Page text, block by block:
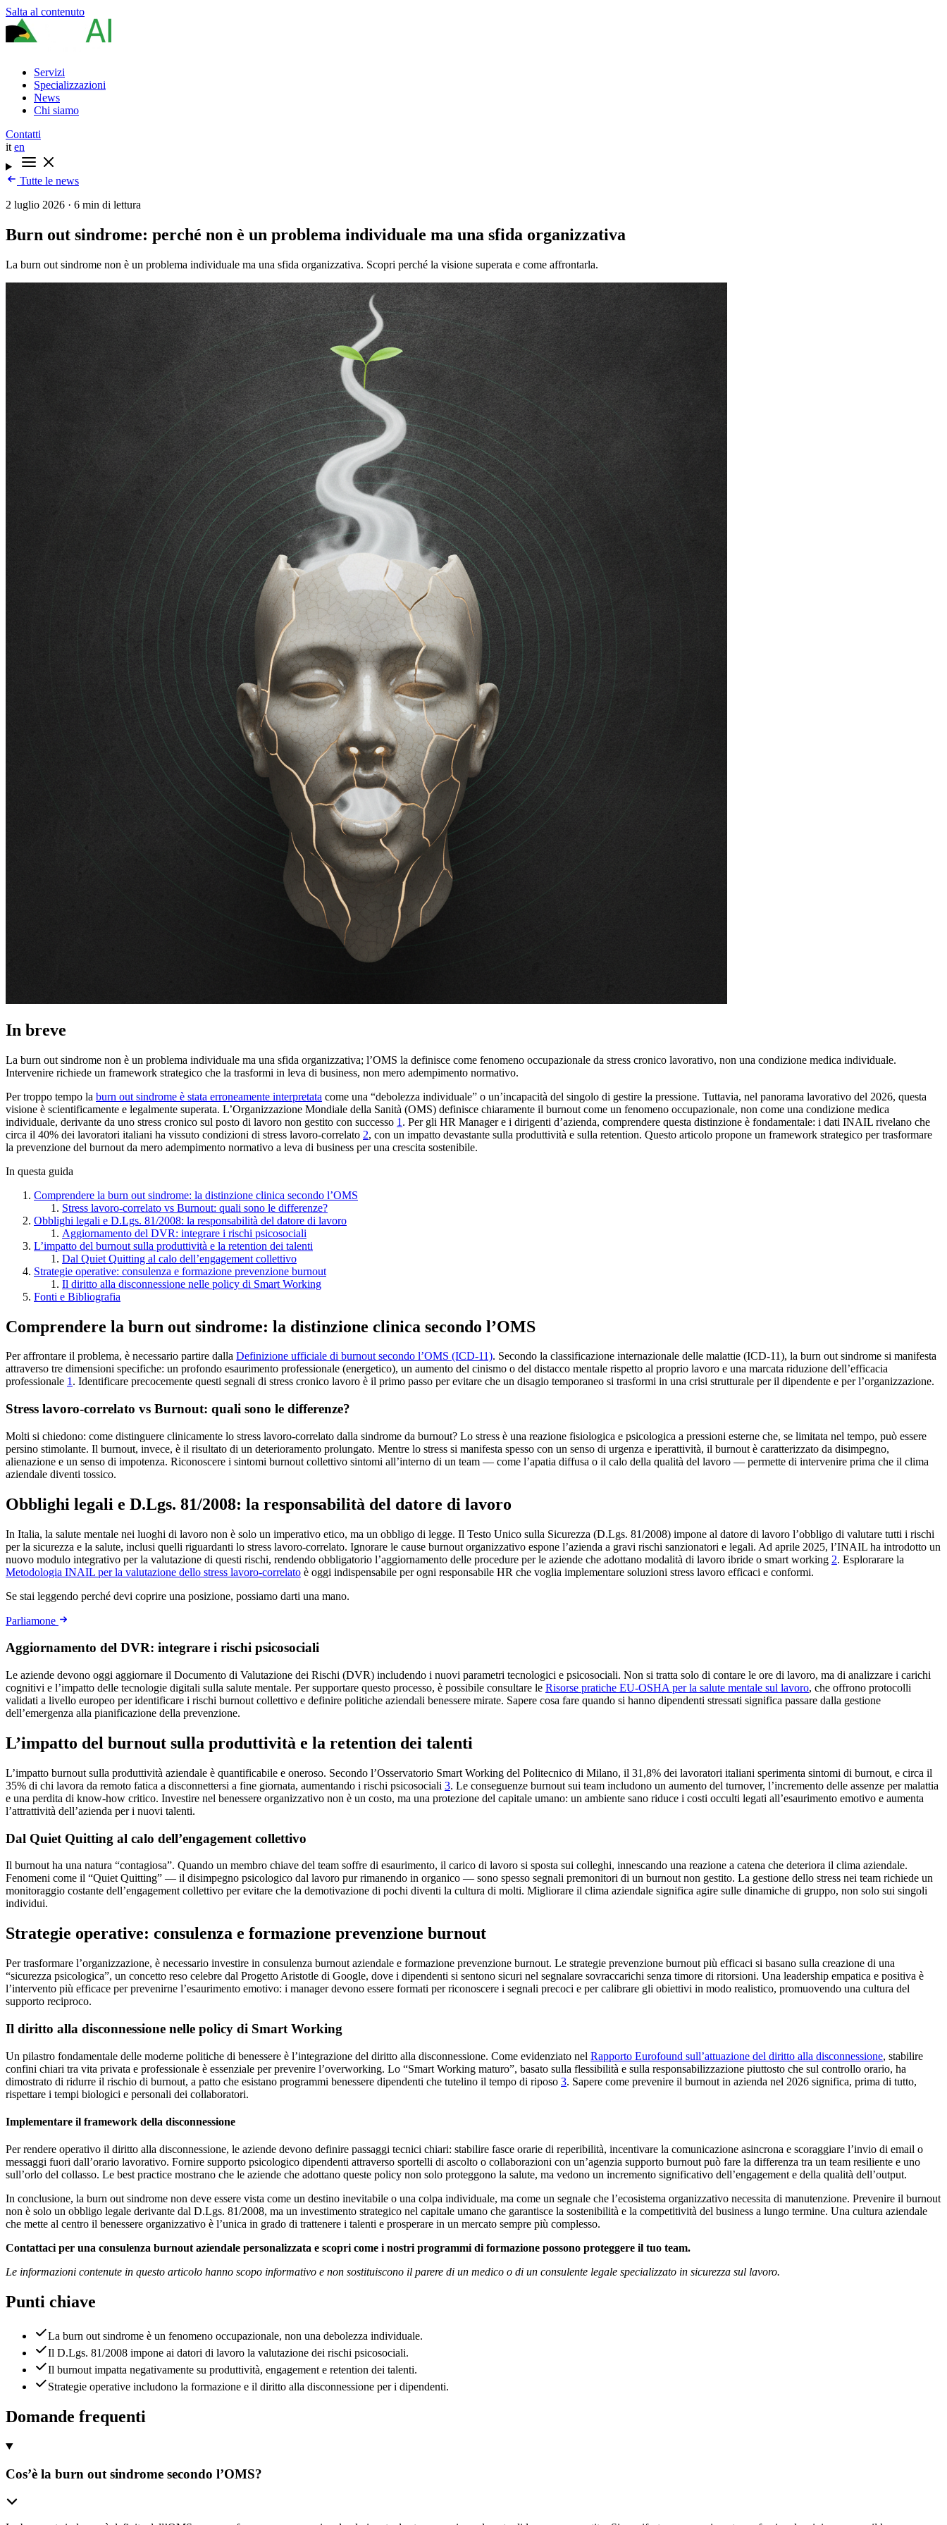
Salta al contenuto
Servizi
Specializzazioni
News
Chi siamo
Contatti
it en
Tutte le news
2 luglio 2026 · 6 min di lettura
Burn out sindrome: perché non è un problema individuale ma una sfida organizzativa
La burn out sindrome non è un problema individuale ma una sfida organizzativa. Scopri perché la visione superata e come affrontarla.
In breve
La burn out sindrome non è un problema individuale ma una sfida organizzativa; l’OMS la definisce come fenomeno occupazionale da stress cronico lavorativo, non una condizione medica individuale.
Intervenire richiede un framework strategico che la trasformi in leva di business, non mero adempimento normativo.
Per troppo tempo la burn out sindrome è stata erroneamente interpretata come una “debolezza individuale” o un’incapacità del singolo di gestire la pressione. Tuttavia, nel panorama lavorativo del 2026, questa
visione è scientificamente e legalmente superata. L’Organizzazione Mondiale della Sanità (OMS) definisce chiaramente il burnout come un fenomeno occupazionale, non come una condizione medica
individuale, derivante da uno stress cronico sul posto di lavoro non gestito con successo 1 . Per gli HR Manager e i dirigenti d’azienda, comprendere questa distinzione è fondamentale: i dati INAIL rivelano che
circa il 40% dei lavoratori italiani ha vissuto condizioni di stress lavoro-correlato 2, con un impatto devastante sulla produttività e sulla retention. Questo articolo propone un framework strategico per trasformare
la prevenzione del burnout da mero adempimento normativo a leva di business per una crescita sostenibile.
In questa guida
Comprendere la burn out sindrome: la distinzione clinica secondo l’OMS
Stress lavoro-correlato vs Burnout: quali sono le differenze?
Obblighi legali e D.Lgs. 81/2008: la responsabilità del datore di lavoro
Aggiornamento del DVR: integrare i rischi psicosociali
L’impatto del burnout sulla produttività e la retention dei talenti
Dal Quiet Quitting al calo dell’engagement collettivo
Strategie operative: consulenza e formazione prevenzione burnout
Il diritto alla disconnessione nelle policy di Smart Working
Fonti e Bibliografia
Comprendere la burn out sindrome: la distinzione clinica secondo l’OMS
Per affrontare il problema, è necessario partire dalla Definizione ufficiale di burnout secondo l’OMS (ICD-11). Secondo la classificazione internazionale delle malattie (ICD-11), la burn out sindrome si manifesta
attraverso tre dimensioni specifiche: un profondo esaurimento professionale (energetico), un aumento del cinismo o del distacco mentale rispetto al proprio lavoro e una marcata riduzione dell’efficacia
professionale 1. Identificare precocemente questi segnali di stress cronico lavoro è il primo passo per evitare che un disagio temporaneo si trasformi in una crisi strutturale per il dipendente e per l’organizzazione.
Stress lavoro-correlato vs Burnout: quali sono le differenze?
Molti si chiedono: come distinguere clinicamente lo stress lavoro-correlato dalla sindrome da burnout? Lo stress è una reazione fisiologica e psicologica a pressioni esterne che, se limitata nel tempo, può essere
persino stimolante. Il burnout, invece, è il risultato di un deterioramento prolungato. Mentre lo stress si manifesta spesso con un senso di urgenza e iperattività, il burnout è caratterizzato da disimpegno,
alienazione e un senso di impotenza. Riconoscere i sintomi burnout collettivo sintomi all’interno di un team — come l’apatia diffusa o il calo della qualità del lavoro — permette di intervenire prima che il clima
aziendale diventi tossico.
Obblighi legali e D.Lgs. 81/2008: la responsabilità del datore di lavoro
In Italia, la salute mentale nei luoghi di lavoro non è solo un imperativo etico, ma un obbligo di legge. Il Testo Unico sulla Sicurezza (D.Lgs. 81/2008) impone al datore di lavoro l’obbligo di valutare tutti i rischi
per la sicurezza e la salute, inclusi quelli riguardanti lo stress lavoro-correlato. Ignorare le cause burnout organizzativo espone l’azienda a gravi rischi sanzionatori e legali. Ad aprile 2025, l’INAIL ha introdotto un
nuovo modulo integrativo per la valutazione di questi rischi, rendendo obbligatorio l’aggiornamento delle procedure per le aziende che adottano modalità di lavoro ibride o smart working 2. Esplorarare la
Metodologia INAIL per la valutazione dello stress lavoro-correlato è oggi indispensabile per ogni responsabile HR che voglia implementare soluzioni stress lavoro efficaci e conformi.
Se stai leggendo perché devi coprire una posizione, possiamo darti una mano.
Parliamone
Aggiornamento del DVR: integrare i rischi psicosociali
Le aziende devono oggi aggiornare il Documento di Valutazione dei Rischi (DVR) includendo i nuovi parametri tecnologici e psicosociali. Non si tratta solo di contare le ore di lavoro, ma di analizzare i carichi
cognitivi e l’impatto delle tecnologie digitali sulla salute mentale. Per supportare questo processo, è possibile consultare le Risorse pratiche EU-OSHA per la salute mentale sul lavoro, che offrono protocolli
validati a livello europeo per identificare i rischi burnout collettivo e definire politiche aziendali benessere mirate. Sapere cosa fare quando si hanno dipendenti stressati significa passare dalla gestione
dell’emergenza alla pianificazione della prevenzione.
L’impatto del burnout sulla produttività e la retention dei talenti
L’impatto burnout sulla produttività aziendale è quantificabile e oneroso. Secondo l’Osservatorio Smart Working del Politecnico di Milano, il 31,8% dei lavoratori italiani sperimenta sintomi di burnout, e circa il
35% di chi lavora da remoto fatica a disconnettersi a fine giornata, aumentando i rischi psicosociali 3. Le conseguenze burnout sui team includono un aumento del turnover, l’incremento delle assenze per malattia
e una perdita di know-how critico. Investire nel benessere organizzativo non è un costo, ma una protezione del capitale umano: un ambiente sano riduce i costi occulti legati all’esaurimento emotivo e aumenta
l’attrattività dell’azienda per i nuovi talenti.
Dal Quiet Quitting al calo dell’engagement collettivo
Il burnout ha una natura “contagiosa”. Quando un membro chiave del team soffre di esaurimento, il carico di lavoro si sposta sui colleghi, innescando una reazione a catena che deteriora il clima aziendale.
Fenomeni come il “Quiet Quitting” — il disimpegno psicologico dal lavoro pur rimanendo in organico — sono spesso segnali premonitori di un burnout non gestito. La gestione dello stress nei team richiede un
monitoraggio costante dell’engagement collettivo per evitare che la demotivazione di pochi diventi la cultura di molti. Migliorare il clima aziendale significa agire sulle dinamiche di gruppo, non solo sui singoli
individui.
Strategie operative: consulenza e formazione prevenzione burnout
Per trasformare l’organizzazione, è necessario investire in consulenza burnout aziendale e formazione prevenzione burnout. Le strategie prevenzione burnout più efficaci si basano sulla creazione di una
“sicurezza psicologica”, un concetto reso celebre dal Progetto Aristotle di Google, dove i dipendenti si sentono sicuri nel segnalare sovraccarichi senza timore di ritorsioni. Una leadership empatica e positiva è
l’intervento più efficace per prevenirne l’esaurimento emotivo: i manager devono essere formati per riconoscere i segnali precoci e per calibrare gli obiettivi in modo realistico, promuovendo una cultura del
supporto reciproco.
Il diritto alla disconnessione nelle policy di Smart Working
Un pilastro fondamentale delle moderne politiche di benessere è l’integrazione del diritto alla disconnessione. Come evidenziato nel Rapporto Eurofound sull’attuazione del diritto alla disconnessione, stabilire
confini chiari tra vita privata e professionale è essenziale per prevenire l’overworking. Lo “Smart Working maturo”, basato sulla flessibilità e sulla responsabilizzazione piuttosto che sul controllo orario, ha
dimostrato di ridurre il rischio di burnout, a patto che esistano programmi benessere dipendenti che tutelino il tempo di riposo 3. Sapere come prevenire il burnout in azienda nel 2026 significa, prima di tutto,
rispettare i tempi biologici e personali dei collaboratori.
Implementare il framework della disconnessione
Per rendere operativo il diritto alla disconnessione, le aziende devono definire passaggi tecnici chiari: stabilire fasce orarie di reperibilità, incentivare la comunicazione asincrona e scoraggiare l’invio di email o
messaggi fuori dall’orario lavorativo. Fornire supporto psicologico dipendenti attraverso sportelli di ascolto o collaborazioni con un’agenzia supporto burnout può fare la differenza tra un team resiliente e uno
sull’orlo del collasso. Le best practice mostrano che le aziende che adottano queste policy non solo proteggono la salute, ma vedono un incremento significativo dell’engagement e della qualità dell’output.
In conclusione, la burn out sindrome non deve essere vista come un destino inevitabile o una colpa individuale, ma come un segnale che l’ecosistema organizzativo necessita di manutenzione. Prevenire il burnout
non è solo un obbligo legale derivante dal D.Lgs. 81/2008, ma un investimento strategico nel capitale umano che garantisce la sostenibilità e la competitività del business a lungo termine. Una cultura aziendale
che mette al centro il benessere organizzativo è l’unica in grado di trattenere i talenti e prosperare in un mercato sempre più complesso.
Contattaci per una consulenza burnout aziendale personalizzata e scopri come i nostri programmi di formazione possono proteggere il tuo team.
Le informazioni contenute in questo articolo hanno scopo informativo e non sostituiscono il parere di un medico o di un consulente legale specializzato in sicurezza sul lavoro.
Punti chiave
La burn out sindrome è un fenomeno occupazionale, non una debolezza individuale.
Il D.Lgs. 81/2008 impone ai datori di lavoro la valutazione dei rischi psicosociali.
Il burnout impatta negativamente su produttività, engagement e retention dei talenti.
Strategie operative includono la formazione e il diritto alla disconnessione per i dipendenti.
Domande frequenti
Cos’è la burn out sindrome secondo l’OMS?